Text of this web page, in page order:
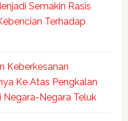
Semakin Rasis
Terhadap
Keberkesanan
Ke Atas Pengkalan
Negara-Negara Teluk